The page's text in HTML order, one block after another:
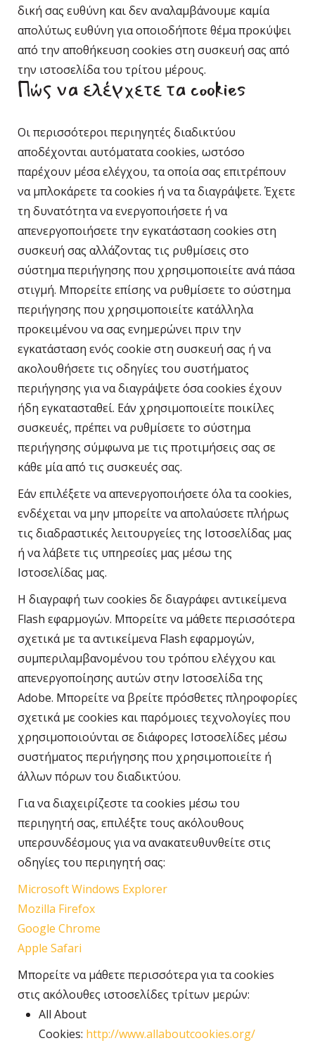
δική σας ευθύνη και δεν αναλαμβάνουμε καμία
απολύτως ευθύνη για οποιοδήποτε θέμα προκύψει
από την αποθήκευση cookies στη συσκευή σας από
την ιστοσελίδα του τρίτου μέρους.
Πώς να ελέγχετε τα cookies
Οι περισσότεροι περιηγητές διαδικτύου
αποδέχονται αυτόματατα cookies, ωστόσο
παρέχουν μέσα ελέγχου, τα οποία σας επιτρέπουν
να μπλοκάρετε τα cookies ή να τα διαγράψετε. Έχετε
τη δυνατότητα να ενεργοποιήσετε ή να
απενεργοποιήσετε την εγκατάσταση cookies στη
συσκευή σας αλλάζοντας τις ρυθμίσεις στο
σύστημα περιήγησης που χρησιμοποιείτε ανά πάσα
στιγμή. Μπορείτε επίσης να ρυθμίσετε το σύστημα
περιήγησης που χρησιμοποιείτε κατάλληλα
προκειμένου να σας ενημερώνει πριν την
εγκατάσταση ενός cookie στη συσκευή σας ή να
ακολουθήσετε τις οδηγίες του συστήματος
περιήγησης για να διαγράψετε όσα cookies έχουν
ήδη εγκατασταθεί. Εάν χρησιμοποιείτε ποικίλες
συσκευές, πρέπει να ρυθμίσετε το σύστημα
περιήγησης σύμφωνα με τις προτιμήσεις σας σε
κάθε μία από τις συσκευές σας.
Εάν επιλέξετε να απενεργοποιήσετε όλα τα cookies,
ενδέχεται να μην μπορείτε να απολαύσετε πλήρως
τις διαδραστικές λειτουργείες της Ιστοσελίδας μας
ή να λάβετε τις υπηρεσίες μας μέσω της
Ιστοσελίδας μας.
Η διαγραφή των cookies δε διαγράφει αντικείμενα
Flash εφαρμογών. Μπορείτε να μάθετε περισσότερα
σχετικά με τα αντικείμενα Flash εφαρμογών,
συμπεριλαμβανομένου του τρόπου ελέγχου και
απενεργοποίησης αυτών στην Ιστοσελίδα της
Adobe. Μπορείτε να βρείτε πρόσθετες πληροφορίες
σχετικά με cookies και παρόμοιες τεχνολογίες που
χρησιμοποιούνται σε διάφορες Ιστοσελίδες μέσω
συστήματος περιήγησης που χρησιμοποιείτε ή
άλλων πόρων του διαδικτύου.
Για να διαχειρίζεστε τα cookies μέσω του
περιηγητή σας, επιλέξτε τους ακόλουθους
υπερσυνδέσμους για να ανακατευθυνθείτε στις
οδηγίες του περιηγητή σας:
Microsoft Windows Explorer
Mozilla Firefox
Google Chrome
Apple Safari
Μπορείτε να μάθετε περισσότερα για τα cookies
στις ακόλουθες ιστοσελίδες τρίτων μερών:
All About
Cookies: http://www.allaboutcookies.org/